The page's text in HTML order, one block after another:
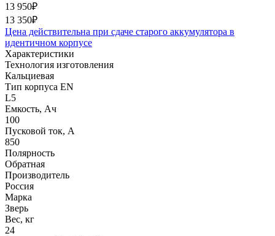
13 950₽
13 350₽
Цена действительна при сдаче старого аккумулятора в
идентичном корпусе
Характеристики
Технология изготовления
Кальциевая
Тип корпуса EN
L5
Емкость, Ач
100
Пусковой ток, А
850
Полярность
Обратная
Производитель
Россия
Марка
Зверь
Вес, кг
24